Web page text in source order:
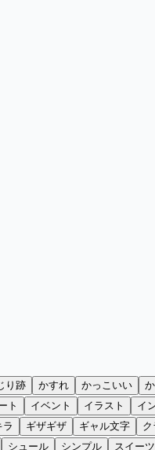
り跡 かすれ かっこいい
ト イベント イラスト イ
ラ ギザギザ ギャル文字 ク
シュール シンプル スイーツ